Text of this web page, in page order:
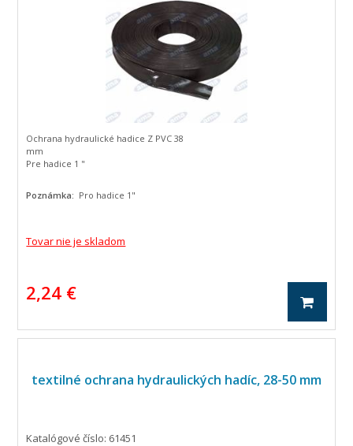
Tovar nie je skladom
2,24 €
Ochrana hydraulické hadice Z PVC 38
mm
Pre hadice 1 "
Poznámka: Pro hadice 1"
textilné ochrana hydraulických hadíc, 28-50 mm
Katalógové číslo: 61451